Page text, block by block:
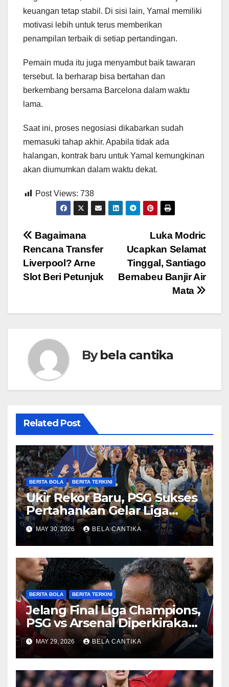
keuangan tetap stabil. Di sisi lain, Yamal memiliki
motivasi lebih untuk terus memberikan
penampilan terbaik di setiap pertandingan.
Pemain muda itu juga menyambut baik tawaran
tersebut. Ia berharap bisa bertahan dan
berkembang bersama Barcelona dalam waktu
lama.
Saat ini, proses negosiasi dikabarkan sudah
memasuki tahap akhir. Apabila tidak ada
halangan, kontrak baru untuk Yamal kemungkinan
akan diumumkan dalam waktu dekat.
Post Views: 738
Post
navigation
Luka Modric
Ucapkan Selamat
Tinggal, Santiago
Bernabeu Banjir Air
Mata
Bagaimana
Rencana Transfer
Liverpool? Arne
Slot Beri Petunjuk
Bybela cantika
Related Post
BERITA BOLA BERITA TERKINI
Ukir Rekor Baru, PSG Sukses
Pertahankan Gelar Liga
Champions
MAY 30, 2026 BELA CANTIKA
BERITA BOLA BERITA TERKINI
Jelang Final Liga Champions,
PSG vs Arsenal Diperkirakan
Sengit
MAY 29, 2026 BELA CANTIKA